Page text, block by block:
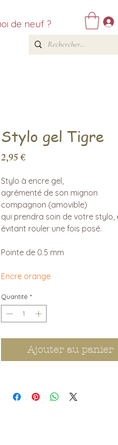
de neuf ?
Stylo gel Tigre
2,95 €Prix
Stylo à encre gel,
agrémenté de son mignon
compagnon (amovible)
qui prendra soin de votre stylo,
évitant rouler une fois posé.
Pointe de 0.5 mm
Encre orange
Quantité *
Ajouter au panier